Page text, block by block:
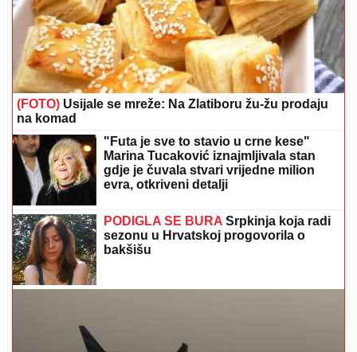
(FOTO)Usijale se mreže: Na Zlatiboru žu-žu prodaju
na komad
"Futa je sve to stavio u crne kese"
Marina Tucaković iznajmljivala stan
gdje je čuvala stvari vrijedne milion
evra, otkriveni detalji
PODIGLA SE BURASrpkinja koja radi
sezonu u Hrvatskoj progovorila o
bakšišu